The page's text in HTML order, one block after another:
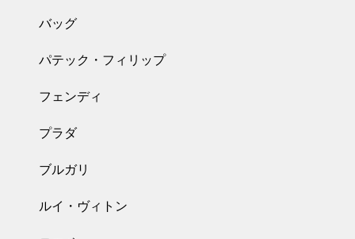
バッグ
パテック・フィリップ
フェンディ
プラダ
ブルガリ
ルイ・ヴィトン